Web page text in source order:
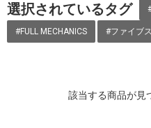
選択されているタグ
#FULL MECHANICS #ファイブ
該当する商品が見